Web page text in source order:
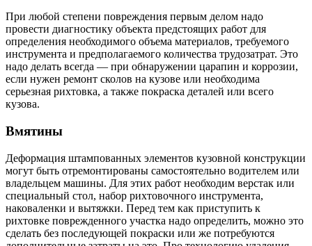
При любой степени повреждения первым делом надо
провести диагностику объекта предстоящих работ для
определения необходимого объема материалов, требуемого
инструмента и предполагаемого количества трудозатрат. Это
надо делать всегда — при обнаружении царапин и коррозии,
если нужен ремонт сколов на кузове или необходима
серьезная рихтовка, а также покраска деталей или всего
кузова.
Вмятины
Деформация штампованных элементов кузовной конструкции
могут быть отремонтированы самостоятельно водителем или
владельцем машины. Для этих работ необходим верстак или
специальный стол, набор рихтовочного инструмента,
наковаленки и вытяжки. Перед тем как приступить к
рихтовке поврежденного участка надо определить, можно это
сделать без последующей покраски или же потребуются